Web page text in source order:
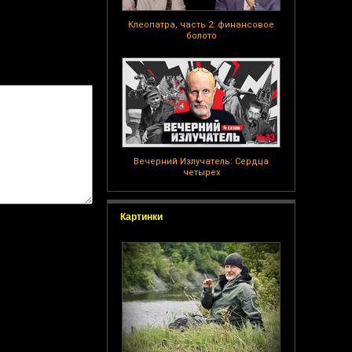
Клеопатра, часть 2: финансовое
болото
Вечерний Излучатель: Сердца
четырех
Картинки